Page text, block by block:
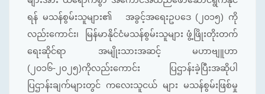
ရန် မသန်စွမ်းသူများ၏ အခွင့်အရေးဥပဒေ (၂၀၁၅) ကို
လည်းကောင်း၊ မြန်မာနိုင်ငံမသန်စွမ်းသူများ ဖွံ့ဖြိုးတိုးတက်
ရေးဆိုင်ရာ အမျိုးသားအဆင့် မဟာဗျူဟာ
(၂၀၁၆-၂၀၂၅)ကိုလည်းကောင်း ပြဌာန်းခဲ့ပြီးအဆိုပါ
ပြဌာန်းချက်များတွင် ကလေးသူငယ် များ မသန်စွမ်းဖြစ်မှု